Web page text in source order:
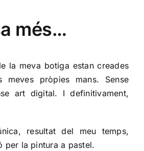
més…
la meva botiga estan creades
pròpies mans. Sense
art digital. I definitivament,
resultat del meu temps,
per la pintura a pastel.